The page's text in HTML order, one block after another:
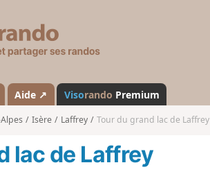
s
a
n
d
Aide ↗ Visorando Premium
Isère Laffrey Tour du grand lac de Laffrey
lac de Laffrey